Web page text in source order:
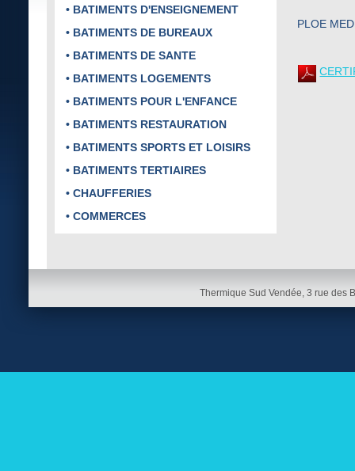
• BATIMENTS D'ENSEIGNEMENT
• BATIMENTS DE BUREAUX
• BATIMENTS DE SANTE
• BATIMENTS LOGEMENTS
• BATIMENTS POUR L'ENFANCE
• BATIMENTS RESTAURATION
• BATIMENTS SPORTS ET LOISIRS
• BATIMENTS TERTIAIRES
• CHAUFFERIES
• COMMERCES
PLOE
Thermique Sud Vendée, 3 rue des